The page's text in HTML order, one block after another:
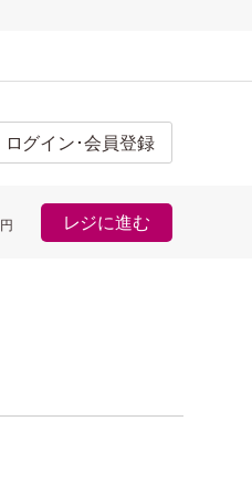
ログイン･会員登録
円 レジに進む